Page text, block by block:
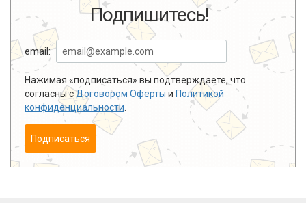
Подпишитесь!
email:
Нажимая «подписаться» вы подтверждаете, что
согласны сДоговором Оферты и Политикой
конфиденциальности
Подписаться